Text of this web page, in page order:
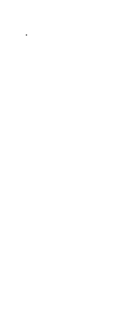
.